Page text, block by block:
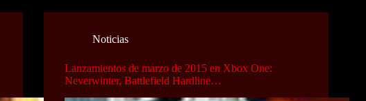
Noticias
Lanzamientos de marzo de 2015 en Xbox One:
Neverwinter, Battlefield Hardline…